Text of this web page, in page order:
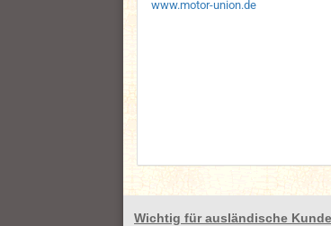
www.motor-union.de
Wichtig für ausländische